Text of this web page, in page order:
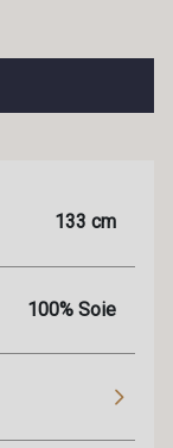
133 cm
100% Soie